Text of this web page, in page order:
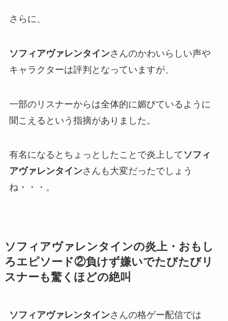
さらに、
ソフィアヴァレンタインさんのかわいらしい声や
キャラクターは評判となっていますが、
一部のリスナーからは全体的に媚びているように
聞こえるという指摘がありました。
有名になるとちょっとしたことで炎上 して ソフィ
アヴァレンタインさんも大変だったでしょう
ね・・・。
ソフィアヴァレンタインの炎上・おもし
ろエピソード②負けず嫌いでたびたびリ
スナーも驚くほどの絶叫
ソフィアヴァレンタインさんの格ゲー配信では